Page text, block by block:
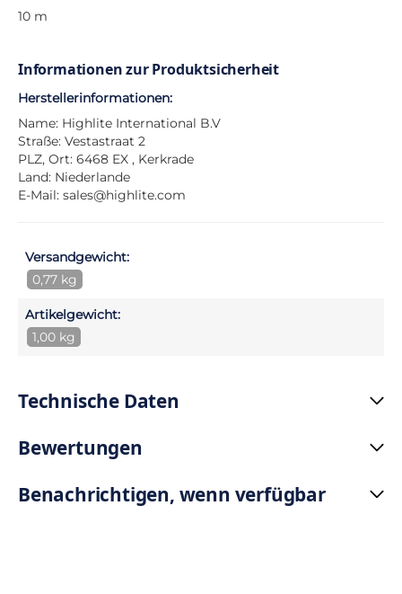
10 m
Informationen zur Produktsicherheit
Herstellerinformationen:
Name: Highlite International B.V
Straße: Vestastraat 2
PLZ, Ort: 6468 EX , Kerkrade
Land: Niederlande
E-Mail: sales@highlite.com
Versandgewicht:
0,77 kg
Artikelgewicht:
1,00 kg
Technische Daten
Bewertungen
Benachrichtigen, wenn verfügbar